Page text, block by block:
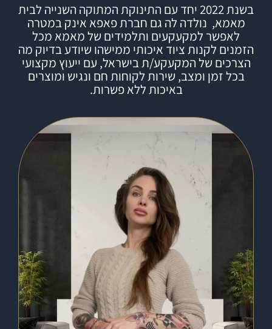
בשנת 2022 יחד עם התינוקת המתוקה השנייה לבית
מאמא, נולדה לה גם חברתפאפא אינקבמטרה
לאפשר למקעקעים ותלמידים של מאמא מכל
הזמנים לקנות ציוד איכותי ממישהו שיודע בדיוק מה
הצרכים של המקעקע/ת בישראל, עם ייעוץ מקצועי
בכל זמן ומצב, שירות לקוחות חם ונגיש ומוצרים
באיכות ללא פשרות.